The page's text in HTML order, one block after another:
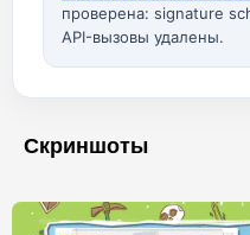
проверена: signature
API-вызовы удалены.
Скриншоты